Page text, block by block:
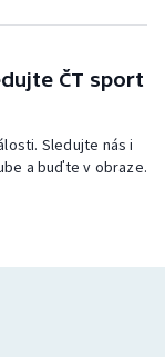
ČT sport
Sledujte nás i
a buďte v obraze.